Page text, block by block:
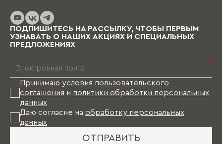
выбранных материалов и коллекции), и какое-
то время Вам в этом случае придется пожить
без мебели.
ПОДПИШИТЕСЬ НА РАССЫЛКУ, ЧТОБЫ ПЕРВЫМ
УЗНАВАТЬ О НАШИХ АКЦИЯХ И СПЕЦИАЛЬНЫХ
ПРЕДЛОЖЕНИЯХ
*
Принимаю условия пользовательского
соглашения и политики обработки персональных
данных
Даю согласие на обработку персональных
данных
ОТПРАВИТЬ